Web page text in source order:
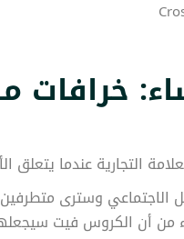
خرافات
عندما يتعلق
وسترى
من أن الكروس فيت